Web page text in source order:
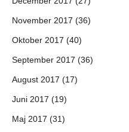
November 2017 (36)
Oktober 2017 (40)
September 2017 (36)
August 2017 (17)
Juni 2017 (19)
Maj 2017 (31)